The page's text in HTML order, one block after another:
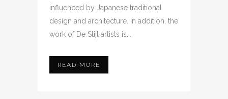
influenced by Japanese traditional
design and architecture. In addition, the
work of De Stijl artists is...
READ MORE